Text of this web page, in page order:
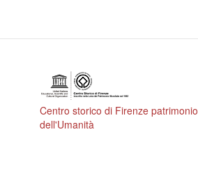
Centro storico di Firenze patrimonio
dell'Umanità